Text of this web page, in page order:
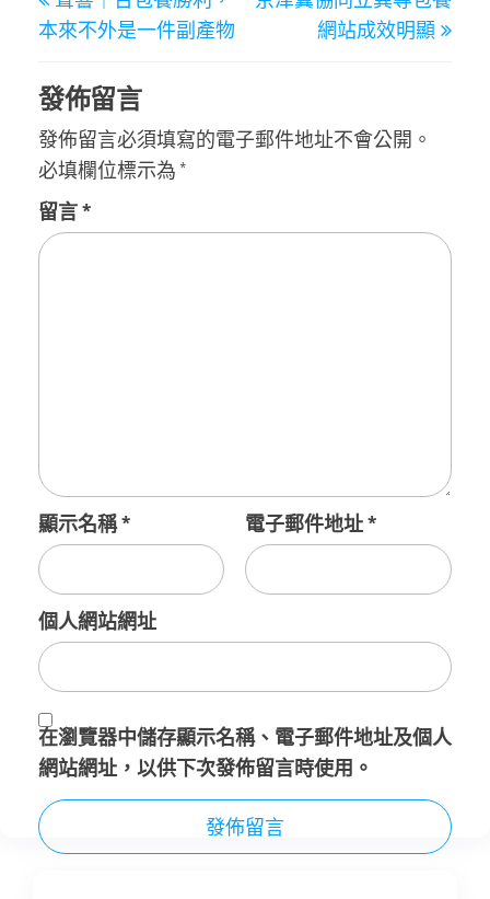
章
導
覽
Post
本來不外是一件副產物
Post
網站成效明顯
發佈留言
發佈留言必須填寫的電子郵件地址不會公開。
必填欄位標示為 *
留言*
顯示名稱* 電子郵件地址*
個人網站網址
在瀏覽器中儲存顯示名稱、電子郵件地址及個人
網站網址，以供下次發佈留言時使用。